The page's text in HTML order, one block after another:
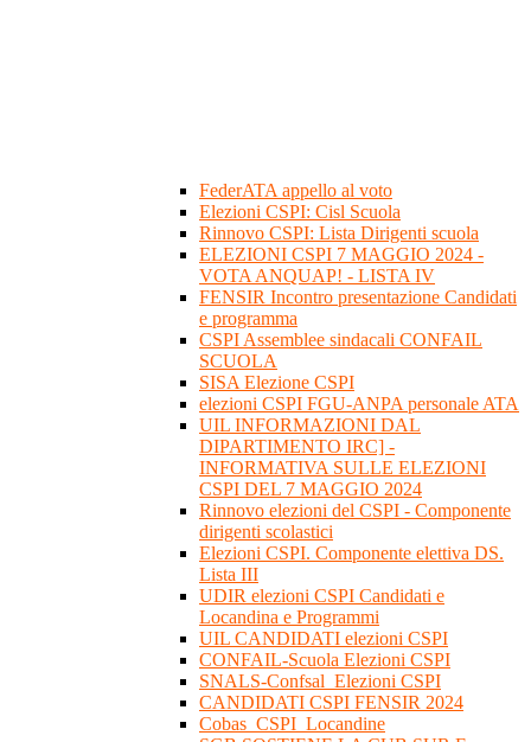
FederATA appello al voto
Elezioni CSPI: Cisl Scuola
Rinnovo CSPI: Lista Dirigenti scuola
ELEZIONI CSPI 7 MAGGIO 2024 -
VOTA ANQUAP! - LISTA IV
FENSIR Incontro presentazione Candidati
e programma
CSPI Assemblee sindacali CONFAIL
SCUOLA
SISA Elezione CSPI
elezioni CSPI FGU-ANPA personale ATA
UIL INFORMAZIONI DAL
DIPARTIMENTO IRC] -
INFORMATIVA SULLE ELEZIONI
CSPI DEL 7 MAGGIO 2024
Rinnovo elezioni del CSPI - Componente
dirigenti scolastici
Elezioni CSPI. Componente elettiva DS.
Lista III
UDIR elezioni CSPI Candidati e
Locandina e Programmi
UIL CANDIDATI elezioni CSPI
CONFAIL-Scuola Elezioni CSPI
SNALS-Confsal_Elezioni CSPI
CANDIDATI CSPI FENSIR 2024
Cobas_CSPI_Locandine